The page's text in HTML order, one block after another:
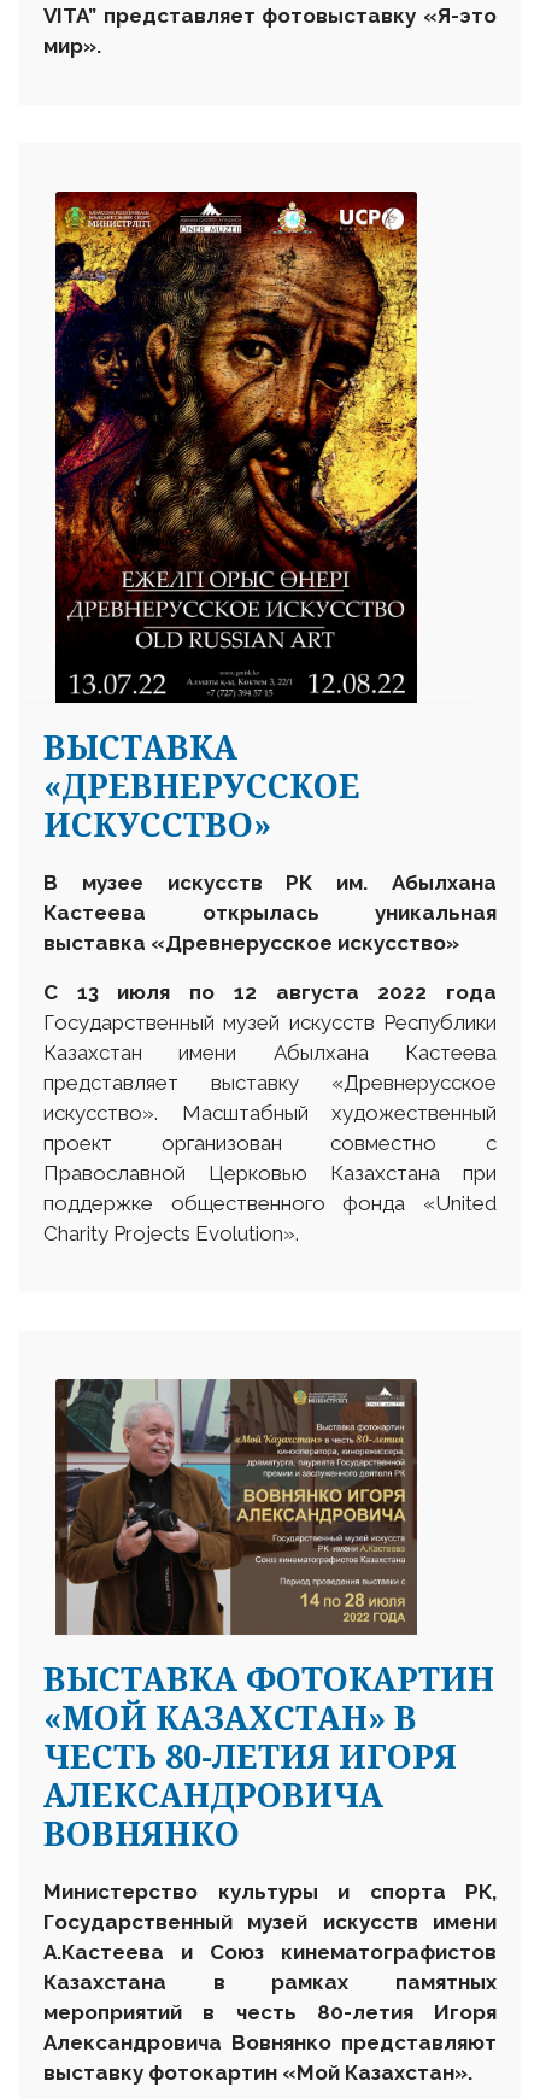
VITA” представляет фотовыставку «Я-это
мир».
ВЫСТАВКА
«ДРЕВНЕРУССКОЕ
ИСКУССТВО»
В музее искусств РК им.Абылхана
Кастеева открылась уникальная
выставка «Древнерусское искусство»
С 13июля по 12 августа 2022 года
Государственный музей искусств Республики
Казахстан имени Абылхана Кастеева
представляет выставку «Древнерусское
искусство». Масштабный художественный
проект организован совместно с
Православной Церковью Казахстана при
поддержке общественного фонда «United
Charity Projects Evolution».
ВЫСТАВКА ФОТОКАРТИН
«МОЙ КАЗАХСТАН» В
ЧЕСТЬ 80-ЛЕТИЯ ИГОРЯ
АЛЕКСАНДРОВИЧА
ВОВНЯНКО
Министерство культуры и спорта РК,
Государственный музей искусств имени
А.Кастеева и Союз кинематографистов
Казахстана в рамках памятных
мероприятий в честь 80-летия Игоря
Александровича Вовнянко представляют
выставку фотокартин «Мой Казахстан».